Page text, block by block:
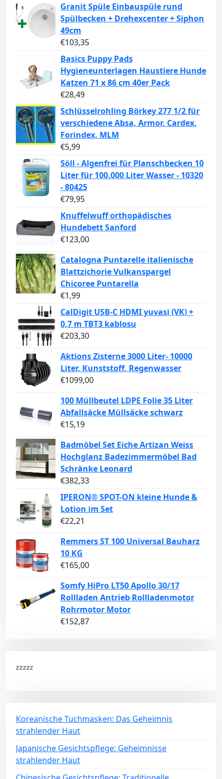
Granit Spüle Einbauspüle rund
Spülbecken + Drehexcenter + Siphon
49cm
€103,35
Basics Puppy Pads
Hygieneunterlagen Haustiere Hunde
Katzen 71 x 86 cm 40er Pack
€28,49
Schlüsselrohling Börkey 277 1/2 für
verschiedene Absa, Armor, Cardex,
Forindex, MLM
€5,99
Söll - Algenfrei für Planschbecken 10
Liter für 100.000 Liter Wasser - 10320
- 80425
€79,95
Knuffelwuff orthopädisches
Hundebett Sanford
€123,00
Catalogna Puntarelle italienische
Blattzichorie Vulkanspargel
Chicoree Puntarella
€1,99
CalDigit USB-C HDMI yuvasi (VK) +
0,7 m TBT3 kablosu
€203,30
Aktions Zisterne 3000 Liter- 10000
Liter, Kunststoff, Regenwasser
€1099,00
100 Müllbeutel LDPE Folie 35 Liter
Abfallsäcke Müllsäcke schwarz
€15,19
Badmöbel Set Eiche Artizan Weiss
Hochglanz Badezimmermöbel Bad
Schränke Leonard
€382,33
IPERON® SPOT-ON kleine Hunde &
Lotion im Set
€22,21
Remmers ST 100 Universal Bauharz
10 KG
€165,00
Somfy HiPro LT50 Apollo 30/17
Rollladen Antrieb Rollladenmotor
Rohrmotor Motor
€152,87
zzzzz
Koreanische Tuchmasken: Das Geheimnis
strahlender Haut
Japanische Gesichtspflege: Geheimnisse
strahlender Haut